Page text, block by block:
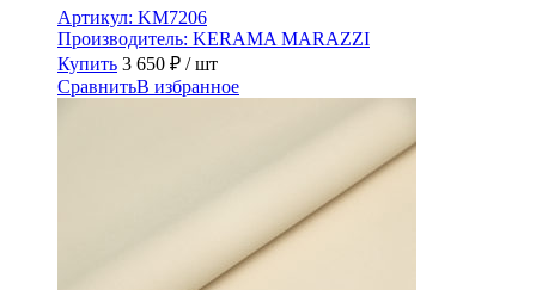
Артикул: KM7206
Производитель: KERAMA MARAZZI
Купить 3 650 ₽ / шт
СравнитьВ избранное